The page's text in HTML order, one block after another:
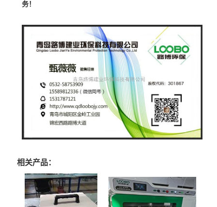
务！
相关产品：